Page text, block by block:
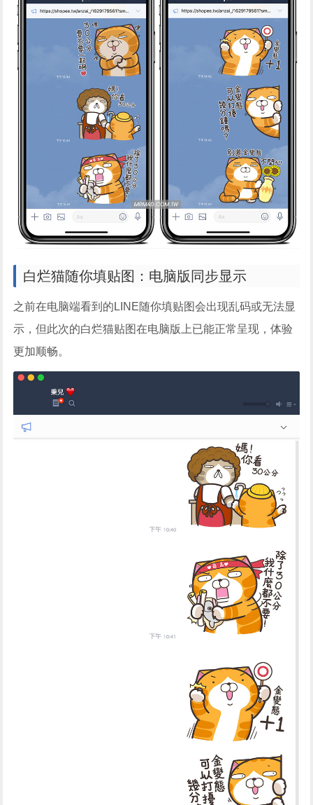
白烂猫随你填贴图：电脑版同步显示
之前在电脑端看到的LINE随你填贴图会出现乱码或无法显
示，但此次的白烂猫贴图在电脑版上已能正常呈现，体验
更加顺畅。